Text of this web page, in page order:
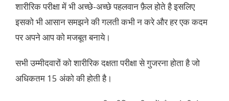
शारीरिक परीक्षा में भी अच्छे-अच्छे पहलवान फ़ैल होते है इसलिए
इसको भी आसान समझने की गलती कभी न करे और हर एक कदम
पर अपने आप को मजबूत बनाये।
सभी उम्मीदवारों को शारीरिक दक्षता परीक्षा से गुजरना होता है जो
अधिकतम 15 अंको की होती है।